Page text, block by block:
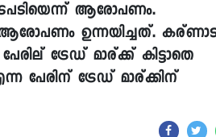
ആരോപണം.
ഉന്നയിച്ചത്.
ട്രേഡ് മാര്ക്ക് കിട്ടാതെ
പേരിന് ട്രേഡ് മാര്ക്കിന്